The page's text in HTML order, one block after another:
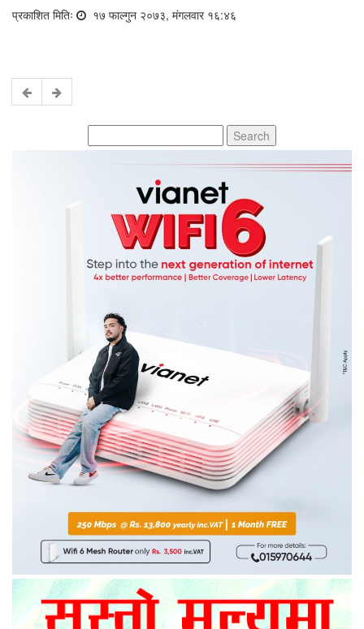
प्रकाशित मितिः १७ फाल्गुन २०७३, मंगलवार १६:४६
for: